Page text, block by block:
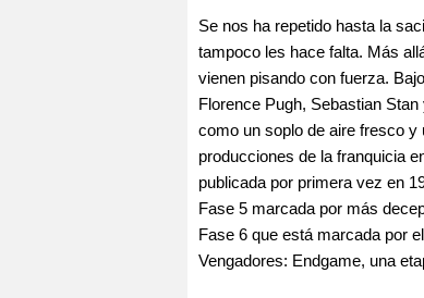
Se nos ha repetido hasta la
tampoco les hace falta. Más
vienen pisando con fuerza.
Florence Pugh, Sebastian
como un soplo de aire fresco
producciones de la franquicia
publicada por primera vez en
Fase 5 marcada por más
Fase 6 que está marcada por
Vengadores: Endgame, una